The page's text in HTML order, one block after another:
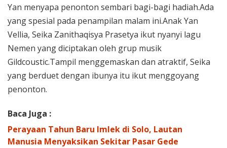
Yan menyapa penonton sembari bagi-bagi hadiah.Ada
yang spesial pada penampilan malam ini.Anak Yan
Vellia, Seika Zanithaqisya Prasetya ikut nyanyi lagu
Nemen yang diciptakan oleh grup musik
Gildcoustic.Tampil menggemaskan dan atraktif, Seika
yang berduet dengan ibunya itu ikut menggoyang
penonton.
Baca Juga :
Perayaan Tahun Baru Imlek di Solo, Lautan
Manusia Menyaksikan Sekitar Pasar Gede